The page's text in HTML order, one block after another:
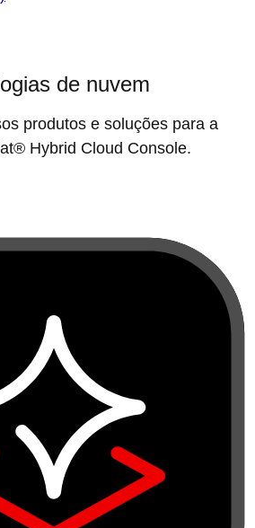
de nuvem
produtos e soluções para a
Hybrid Cloud Console.